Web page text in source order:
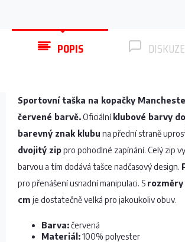
POPIS DISKUZE
Sportovní taška na kopačky
červené barvě.Oficiální klubové barvy
barevný znak klubu na přední straně
dvojitý zippro pohodlné zapínání. Celý zip
barvou a tím dodává tašce nadčasový design.
pro přenášení usnadní manipulaci. S rozměry
cm je dostatečně velká pro jakoukoliv obuv.
Barva:červená
Materiál:100% polyester